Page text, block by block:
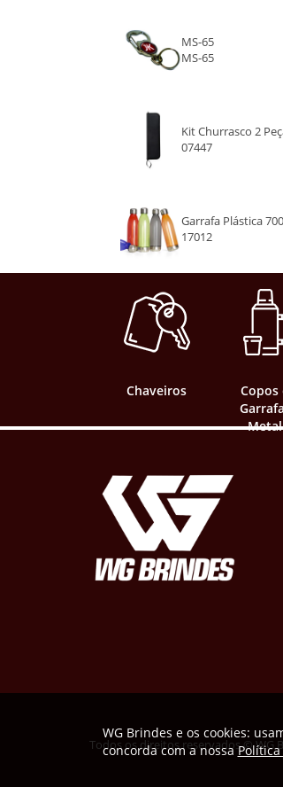
MS-65
MS-65
Kit Churrasco 2
07447
Garrafa Plástica
17012
Chaveiros
Copos
Metal
Todos os direitos reservados © WG
WG Brindes e os cookies:
concorda com a nossa